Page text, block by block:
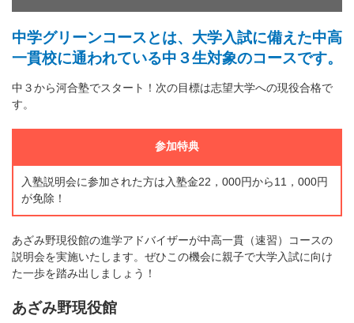
中学グリーンコースとは、大学入試に備えた中高
一貫校に通われている中３生対象のコースです。
中３から河合塾でスタート！次の目標は志望大学への現役合格で
す。
参加特典
入塾説明会に参加された方は入塾金22，000円から11，000円
が免除！
あざみ野現役館の進学アドバイザーが中高一貫（速習）コースの
説明会を実施いたします。ぜひこの機会に親子で大学入試に向け
た一歩を踏み出しましょう！
あざみ野現役館